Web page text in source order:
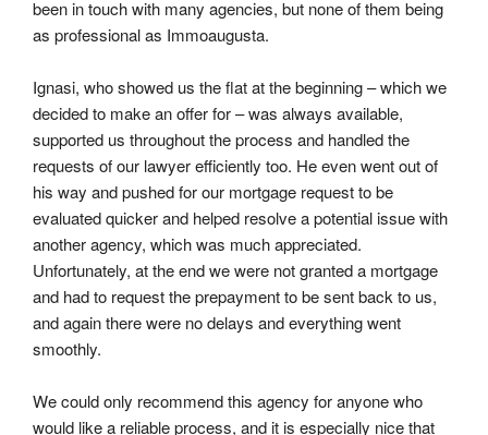
been in touch with many agencies, but none of them being
as professional as Immoaugusta.
Ignasi, who showed us the flat at the beginning – which we
decided to make an offer for – was always available,
supported us throughout the process and handled the
requests of our lawyer efficiently too. He even went out of
his way and pushed for our mortgage request to be
evaluated quicker and helped resolve a potential issue with
another agency, which was much appreciated.
Unfortunately, at the end we were not granted a mortgage
and had to request the prepayment to be sent back to us,
and again there were no delays and everything went
smoothly.
We could only recommend this agency for anyone who
would like a reliable process, and it is especially nice that